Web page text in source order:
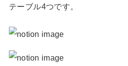
テーブル4つです。